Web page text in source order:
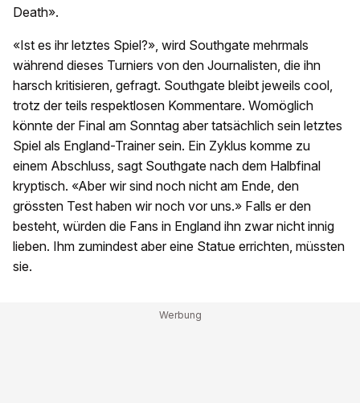
Death».
«Ist es ihr letztes Spiel?», wird Southgate mehrmals
während dieses Turniers von den Journalisten, die ihn
harsch kritisieren, gefragt. Southgate bleibt jeweils cool,
trotz der teils respektlosen Kommentare. Womöglich
könnte der Final am Sonntag aber tatsächlich sein letztes
Spiel als England-Trainer sein. Ein Zyklus komme zu
einem Abschluss, sagt Southgate nach dem Halbfinal
kryptisch. «Aber wir sind noch nicht am Ende, den
grössten Test haben wir noch vor uns.» Falls er den
besteht, würden die Fans in England ihn zwar nicht innig
lieben. Ihm zumindest aber eine Statue errichten, müssten
sie.